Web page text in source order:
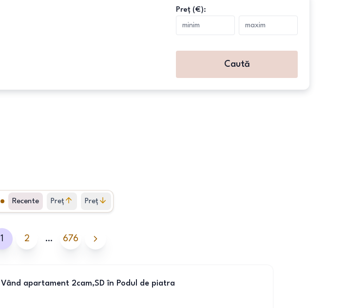
Preț (€):
Caută
Recente Preț
crescător
Preț
descrescător
1 2 … 676
Vând apartament 2cam,SD în Podul de piatra